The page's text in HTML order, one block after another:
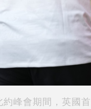
峰會期間，英國